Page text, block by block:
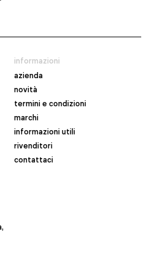
informazioni
azienda
novità
termini e condizioni
marchi
informazioni utili
rivenditori
contattaci